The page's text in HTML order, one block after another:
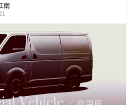
南